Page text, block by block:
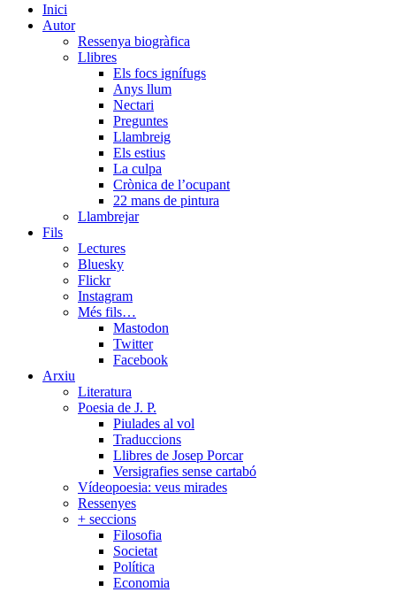
Close
Menu
Inici
Autor
Ressenya biogràfica
Llibres
Els focs ignífugs
Anys llum
Nectari
Preguntes
Llambreig
Els estius
La culpa
Crònica de l’ocupant
22 mans de pintura
Llambrejar
Fils
Lectures
Bluesky
Flickr
Instagram
Més fils…
Mastodon
Twitter
Facebook
Arxiu
Literatura
Poesia de J. P.
Piulades al vol
Traduccions
Llibres de Josep Porcar
Versigrafies sense cartabó
Vídeopoesia: veus mirades
Ressenyes
+ seccions
Filosofia
Societat
Política
Economia